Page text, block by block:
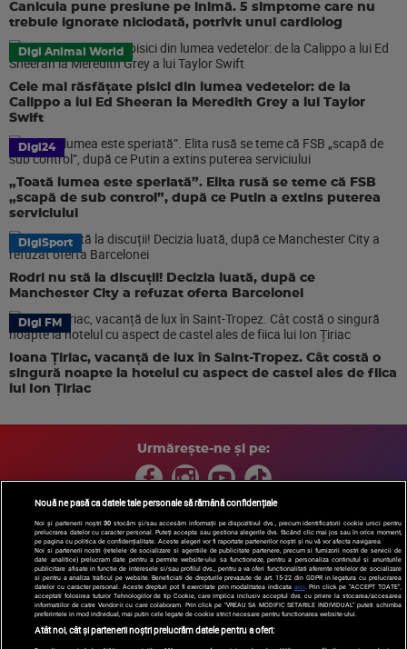
Canicula pune presiune pe inimă. 5 simptome care nu
trebuie ignorate niciodată, potrivit unui cardiolog
Digi Animal World
Cele mai răsfățate pisici din lumea vedetelor: de la
Calippo a lui Ed Sheeran la Meredith Grey a lui Taylor
Swift
Digi24
„Toată lumea este speriată”. Elita rusă se teme că FSB
„scapă de sub control”, după ce Putin a extins puterea
serviciului
DigiSport
Rodri nu stă la discuții! Decizia luată, după ce
Manchester City a refuzat oferta Barcelonei
Digi FM
Ioana Țiriac, vacanță de lux în Saint-Tropez. Cât costă o
singură noapte la hotelul cu aspect de castel ales de fiica
lui Ion Țiriac
Urmărește-ne și pe:
Copyright © 2026 / DIGI ROMANIA S.A.
Arhiva
Comunicate de presă Politica de confidentialitate
Termeni
si conditii
Gestionați preferințele| Contact/Info Codul etic
Nouă ne pasă ca datele tale personale să rămână confidențiale
Noi și partenerii noștri30 stocăm și/sau accesăm informații pe dispozitivul dvs., precum identificatorii cookie unici pentru
prelucrarea datelor cu caracter personal. Puteți accepta sau gestiona alegerile dvs. făcând clic mai jos sau în orice moment,
pe pagina cu politica de confidențialitate. Aceste alegeri vor fi raportate partenerilor noștri și nu vă vor afecta navigarea.
Noi si partenerii nostri (retelele de socializare si agentiile de publicitate partenere, precum si furnizorii nostri de servicii de
date analitice) prelucram date pentru a permite website-ului sa functioneze, pentru a personaliza continutul si anunturile
publicitare afisate in functie de interesele si/sau profilul dvs., pentru a va oferi functionalitati aferente retelelor de socializare
si pentru a analiza traficul pe website. Beneficiati de drepturile prevazute de art. 15-22 din GDPR in legatura cu prelucrarea
datelor cu caracter personal. Aceste drepturi pot fi exercitate prin modalitatea indicata aici. Prin click pe “ACCEPT TOATE”,
acceptati folosirea tuturor Tehnologiilor de tip Cookie, care implica inclusiv acceptul dvs. cu privire la stocarea/accesarea
informatiilor de catre Vendor-ii cu care colaboram. Prin click pe “VREAU SA MODIFIC SETARILE INDIVIDUAL” puteti schimba
preferintele in mod individual, mai putin cele legate de cookie strict necesare pentru functionarea website-ului.
Atât noi, cât și partenerii noștri prelucrăm datele pentru a oferi: